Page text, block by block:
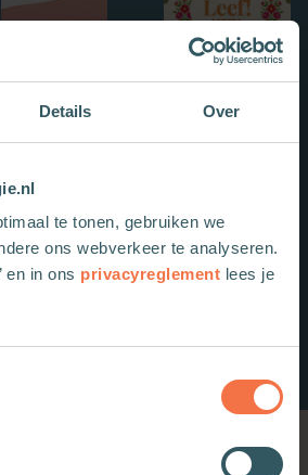
Details Over
te tonen, gebruiken we
ons webverkeer te analyseren.
en in ons privacyreglement lees je